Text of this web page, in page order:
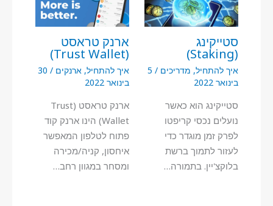
סטייקינג
(Staking)
איך להתחיל, מדריכים /
5
בינואר 2022
סטייקינג הוא כאשר
נועלים נכסי קריפטו
לפרק זמן מוגדר כדי
לעזור לתמוך ברשת
בלוקצ'יין. בתמורה…
ארנק טראסט
(Trust Wallet)
איך להתחיל,ארנקים /
30
בינואר 2022
ארנק טראסט (Trust
Wallet) הינו ארנק קוד
פתוח לטלפון המאפשר
איחסון, קניה/מכירה
ומסחר במגוון רחב…